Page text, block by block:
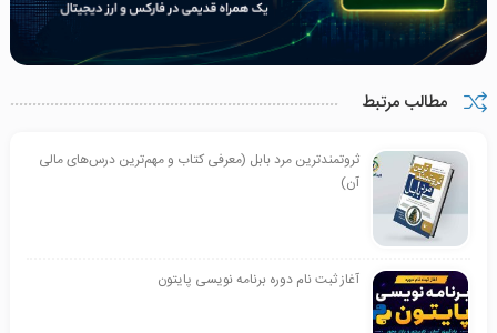
مطالب مرتبط
ثروتمندترین مرد بابل (معرفی کتاب و مهم‌ترین درس‌های مالی
آن)
آغاز ثبت نام دوره برنامه نویسی پایتون